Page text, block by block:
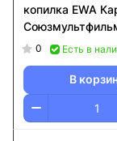
копилка EWA
0 Есть в
В